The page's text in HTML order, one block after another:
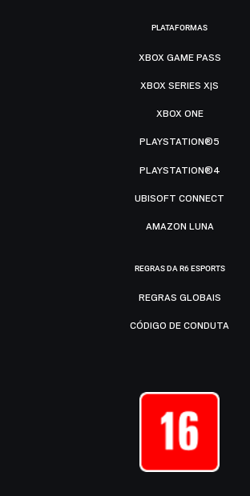
PLATAFORMAS
XBOX GAME PASS
XBOX SERIES X|S
XBOX ONE
PLAYSTATION®5
PLAYSTATION®4
UBISOFT CONNECT
AMAZON LUNA
REGRAS DA R6 ESPORTS
REGRAS GLOBAIS
CÓDIGO DE CONDUTA